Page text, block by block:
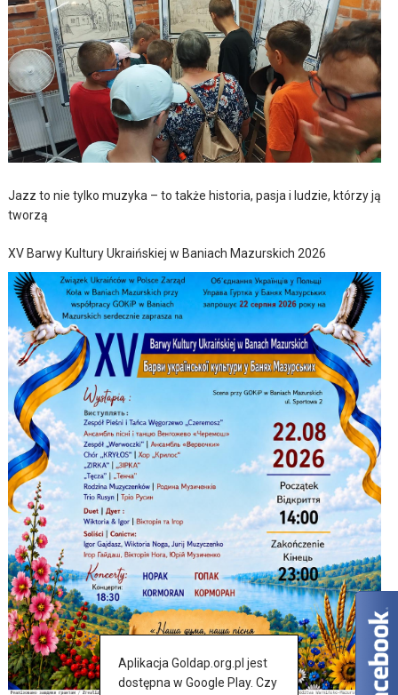
Jazz to nie tylko muzyka – to także historia, pasja i ludzie, którzy ją
tworzą
XV Barwy Kultury Ukraińskiej w Baniach Mazurskich 2026
Aplikacja Goldap.org.pl jest
dostępna w Google Play. Czy